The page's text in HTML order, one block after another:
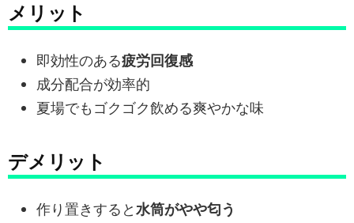
メリット
即効性のある疲労回復感
成分配合が効率的
夏場でもゴクゴク飲める爽やかな味
デメリット
作り置きすると水筒がやや匂う